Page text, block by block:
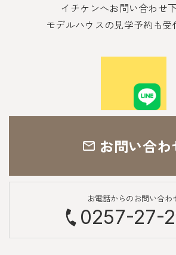
イチケンへお問い合わせ下
モデルハウスの見学予約も受
お問い合わ
お電話からのお問い合わ
0257-27-